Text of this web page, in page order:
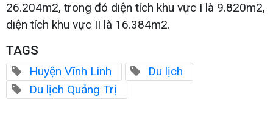
26.204m2, trong đó diện tích khu vực I là 9.820m2,
diện tích khu vực II là 16.384m2.
TAGS
Huyện Vĩnh Linh
Du lịch
Du lịch Quảng Trị